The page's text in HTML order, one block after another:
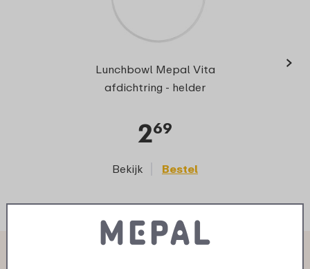
Lunchbowl Mepal Vita
afdichtring - helder
269
Bekijk Bestel
›